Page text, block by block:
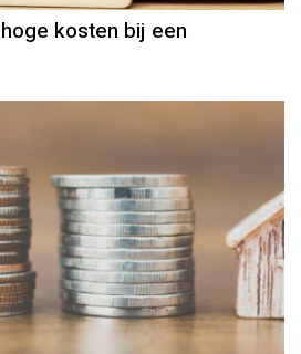
kosten bij een
(Ver)huren